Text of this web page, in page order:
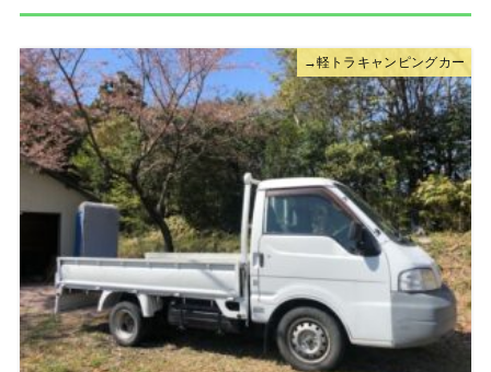
→軽トラキャンピングカー